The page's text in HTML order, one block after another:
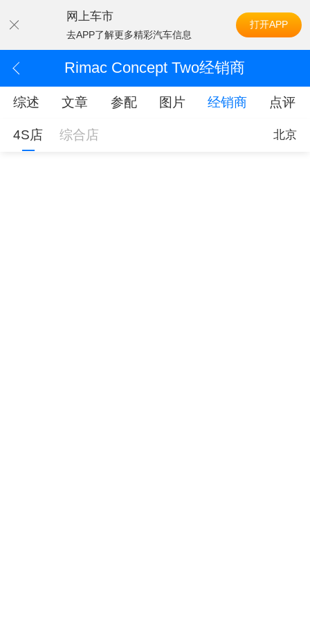
网上车市
去APP了解更多精彩汽车信息
打开APP
Rimac Concept Two经销商
综述 文章 参配 图片 经销商 点评
4S店 综合店 北京